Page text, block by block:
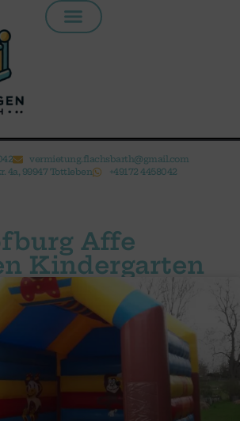
vermietung.flachsbarth@gmail.com
4a, 99947 Tottleben
+49172 4458042
Affe
Kindergarten